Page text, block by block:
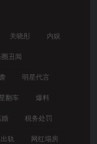
关晓彤 内娱
圈丑闻
明星代言
翻车 爆料
婚 税务处罚
轨 网红塌房